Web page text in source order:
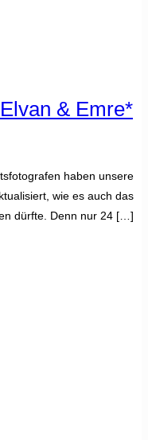
& Emre*
haben unsere
wie es auch das
dürfte. Denn nur 24 […]